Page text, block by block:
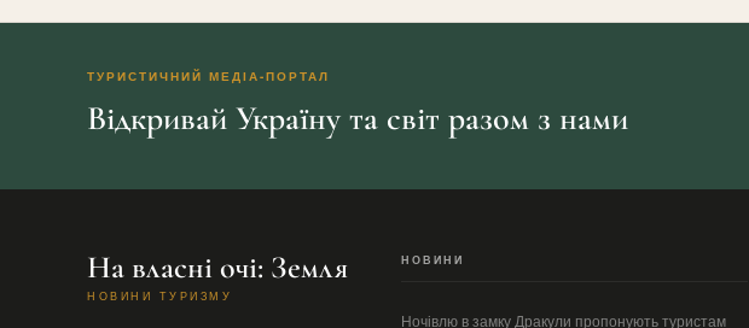
ТУРИСТИЧНИЙ МЕДІА-ПОРТАЛ
Відкривай Україну та світ разом з нами
На власні очі: Земля
НОВИНИ ТУРИЗМУ
НОВИНИ
Ночівлю в замку Дракули пропонують туристам